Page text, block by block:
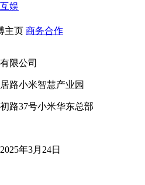
娱
主页 商务合作
限公司
路小米智慧产业园
路37号小米华东总部
年3月24日